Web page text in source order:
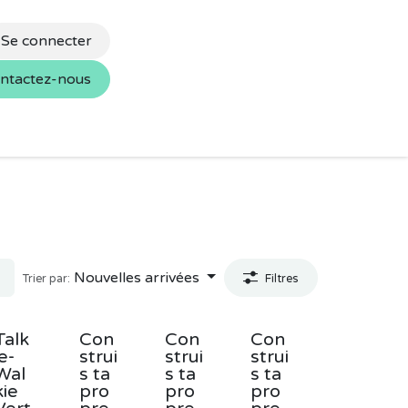
Se connecter
nous
Trier par: Nouvelles arrivées Filtres
Con
strui
s ta
pro
Con
strui
s ta
pro
Con
strui
s ta
pro